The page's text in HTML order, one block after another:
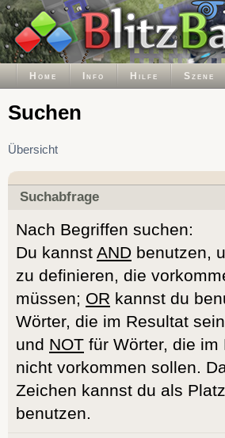
Home Info Hilfe Szene
Suchen
Übersicht
Suchabfrage
Nach Begriffen suchen:
Du kannst AND benutzen,
zu definieren, die
müssen; OR kannst du
Wörter, die im Resultat
und NOT für Wörter, die im
nicht vorkommen sollen.
Zeichen kannst du als
benutzen.